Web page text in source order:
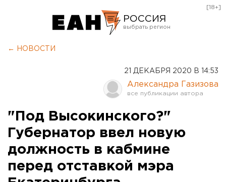
РОССИЯ
Оренбург
[18+]
← НОВОСТИ
21 ДЕКАБРЯ 2020 В 14:53
Александра Газизова
"Под Высокинского?"
Губернатор ввел новую
должность в кабмине
перед отставкой мэра